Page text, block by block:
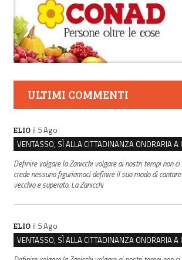
ULTIMI COMMENTI
ELIO il 5 Ago
Definire volgare la Zanicchi volgare ai nostri tempi non ci
crede nessuno figuriamoci definire il suo modo di cantare
vecchio e superato. La Zanicchi
ELIO il 5 Ago